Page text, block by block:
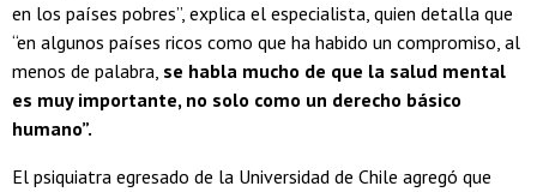
en los países pobres”, explica el especialista, quien detalla que
“en algunos países ricos como que ha habido un compromiso, al
menos de palabra, se habla mucho de que la salud mental
es muy importante, no solo como un derecho básico
humano”.
El psiquiatra egresado de la Universidad de Chile agregó que